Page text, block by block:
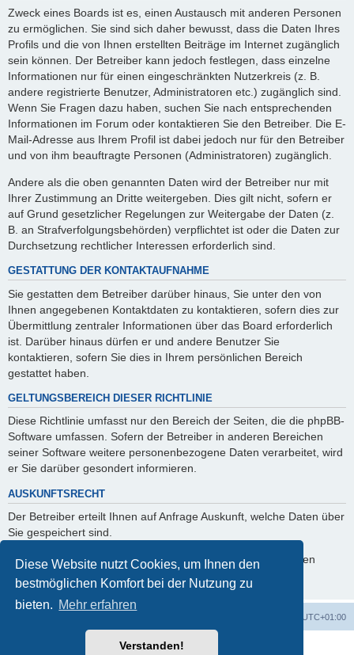
Diese Website nutzt Cookies, um Ihnen den
bestmöglichen Komfort bei der Nutzung zu
bieten. Mehr erfahren
Verstanden!
Zweck eines Boards ist es, einen Austausch mit anderen Personen
zu ermöglichen. Sie sind sich daher bewusst, dass die Daten Ihres
Profils und die von Ihnen erstellten Beiträge im Internet zugänglich
sein können. Der Betreiber kann jedoch festlegen, dass einzelne
Informationen nur für einen eingeschränkten Nutzerkreis (z. B.
andere registrierte Benutzer, Administratoren etc.) zugänglich sind.
Wenn Sie Fragen dazu haben, suchen Sie nach entsprechenden
Informationen im Forum oder kontaktieren Sie den Betreiber. Die E-
Mail-Adresse aus Ihrem Profil ist dabei jedoch nur für den Betreiber
und von ihm beauftragte Personen (Administratoren) zugänglich.
Andere als die oben genannten Daten wird der Betreiber nur mit
Ihrer Zustimmung an Dritte weitergeben. Dies gilt nicht, sofern er
auf Grund gesetzlicher Regelungen zur Weitergabe der Daten (z.
B. an Strafverfolgungsbehörden) verpflichtet ist oder die Daten zur
Durchsetzung rechtlicher Interessen erforderlich sind.
GESTATTUNG DER KONTAKTAUFNAHME
Sie gestatten dem Betreiber darüber hinaus, Sie unter den von
Ihnen angegebenen Kontaktdaten zu kontaktieren, sofern dies zur
Übermittlung zentraler Informationen über das Board erforderlich
ist. Darüber hinaus dürfen er und andere Benutzer Sie
kontaktieren, sofern Sie dies in Ihrem persönlichen Bereich
gestattet haben.
GELTUNGSBEREICH DIESER RICHTLINIE
Diese Richtlinie umfasst nur den Bereich der Seiten, die die phpBB-
Software umfassen. Sofern der Betreiber in anderen Bereichen
seiner Software weitere personenbezogene Daten verarbeitet, wird
er Sie darüber gesondert informieren.
AUSKUNFTSRECHT
Der Betreiber erteilt Ihnen auf Anfrage Auskunft, welche Daten über
Sie gespeichert sind.
Sie können jederzeit die Löschung bzw. Sperrung Ihrer Daten
verlangen. Kontaktieren Sie hierzu bitte den Betreiber.
UTC+01:00
Powered byphpBB® Forum Software © phpBB Limited